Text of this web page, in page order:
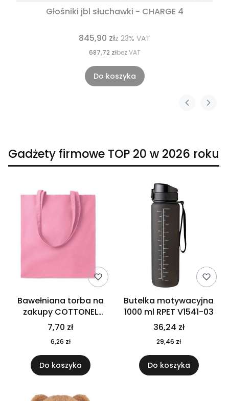
Głośniki jbl słuchawki - CHARGE 4
845,90 złz 23% VAT
687,72 złbez VAT
Do koszyka
Gadżety firmowe TOP 20 w 2026 roku
Bawełniana torba na
zakupy COTTONEL
COLOUR++ MO9846-11
7,70 zł
6,26 zł
Do koszyka
Butelka motywacyjna
1000 ml RPET V1541-03
36,24 zł
29,46 zł
Do koszyka